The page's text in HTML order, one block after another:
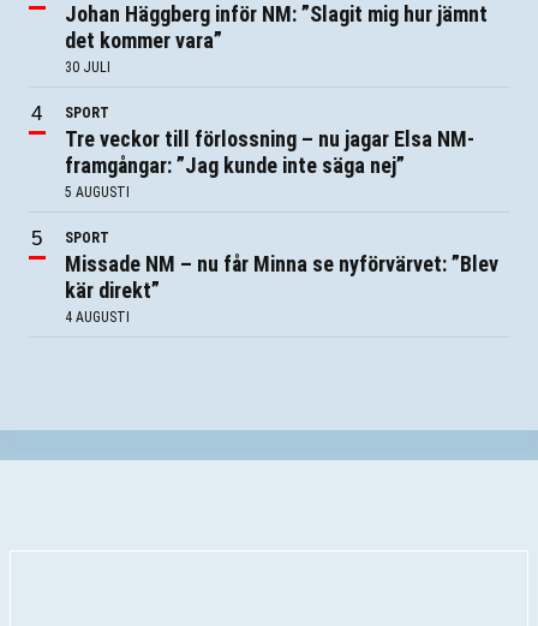
Johan Häggberg inför NM: ”Slagit mig hur jämnt
det kommer vara”
30 JULI
SPORT
Tre veckor till förlossning – nu jagar Elsa NM-
framgångar: ”Jag kunde inte säga nej”
5 AUGUSTI
SPORT
Missade NM – nu får Minna se nyförvärvet: ”Blev
kär direkt”
4 AUGUSTI